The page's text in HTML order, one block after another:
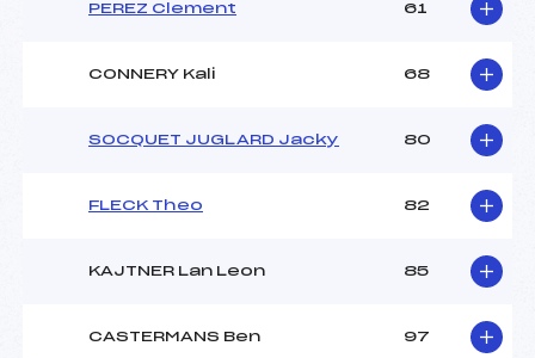
PEREZ Clement 61
CONNERY Kali 68
SOCQUET JUGLARD Jacky 80
FLECK Theo 82
KAJTNER Lan Leon 85
CASTERMANS Ben 97